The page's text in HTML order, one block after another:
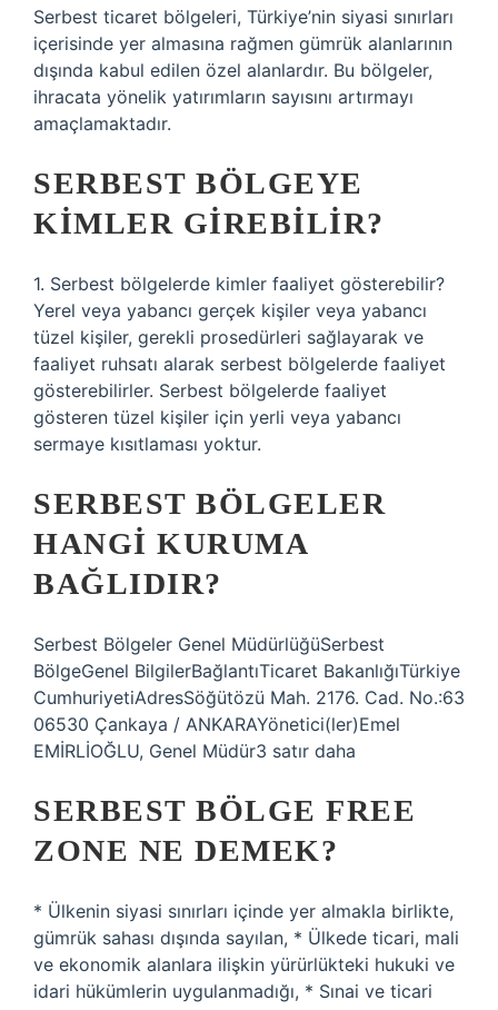
Serbest ticaret bölgeleri, Türkiye’nin siyasi sınırları
içerisinde yer almasına rağmen gümrük alanlarının
dışında kabul edilen özel alanlardır. Bu bölgeler,
ihracata yönelik yatırımların sayısını artırmayı
amaçlamaktadır.
SERBEST BÖLGEYE
KIMLER GIREBILIR?
1. Serbest bölgelerde kimler faaliyet gösterebilir?
Yerel veya yabancı gerçek kişiler veya yabancı
tüzel kişiler, gerekli prosedürleri sağlayarak ve
faaliyet ruhsatı alarak serbest bölgelerde faaliyet
gösterebilirler. Serbest bölgelerde faaliyet
gösteren tüzel kişiler için yerli veya yabancı
sermaye kısıtlaması yoktur.
SERBEST BÖLGELER
HANGI KURUMA
BAĞLIDIR?
Serbest Bölgeler Genel MüdürlüğüSerbest
BölgeGenel BilgilerBağlantıTicaret BakanlığıTürkiye
CumhuriyetiAdresSöğütözü Mah. 2176. Cad. No.:63
06530 Çankaya / ANKARAYönetici(ler)Emel
EMİRLİOĞLU, Genel Müdür3 satır daha
SERBEST BÖLGE FREE
ZONE NE DEMEK?
* Ülkenin siyasi sınırları içinde yer almakla birlikte,
gümrük sahası dışında sayılan, * Ülkede ticari, mali
ve ekonomik alanlara ilişkin yürürlükteki hukuki ve
idari hükümlerin uygulanmadığı, * Sınai ve ticari